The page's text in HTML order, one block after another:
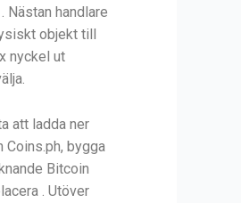
Nästan handlare
objekt till
nyckel ut
att ladda ner
bygga
Bitcoin
. Utöver